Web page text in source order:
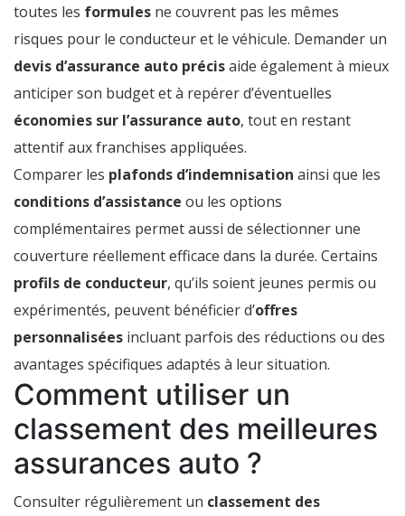
toutes les formules ne couvrent pas les mêmes
risques pour le conducteur et le véhicule. Demander un
devis d’assurance auto précisaide également à mieux
anticiper son budget et à repérer d’éventuelles
économies sur l’assurance auto, tout en restant
attentif aux franchises appliquées.
Comparer les plafonds d’indemnisation ainsi que les
conditions d’assistance ou les options
complémentaires permet aussi de sélectionner une
couverture réellement efficace dans la durée. Certains
profils de conducteur, qu’ils soient jeunes permis ou
expérimentés, peuvent bénéficier d’offres
personnalisées incluant parfois des réductions ou des
avantages spécifiques adaptés à leur situation.
Comment utiliser un
classement des meilleures
assurances auto ?
Consulter régulièrement un classement des